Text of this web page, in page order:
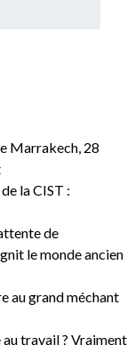
Marrakech, 28
la CIST :
de
le monde ancien
au grand méchant
travail ? Vraiment